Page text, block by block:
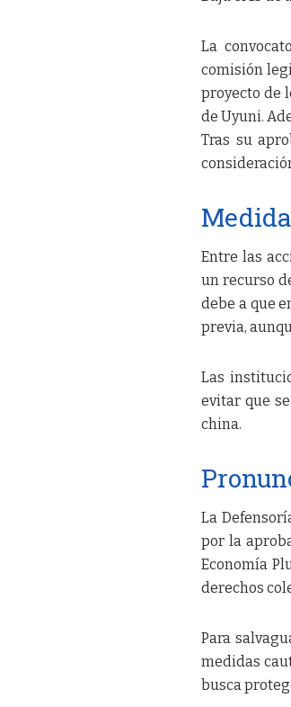
La
comisión
proyecto de
de Uyuni.
Tras su
Entre las
un recurso
debe a que
previa,
Las
evitar que
china.
La
por la
Economía
derechos
Para
medidas
busca